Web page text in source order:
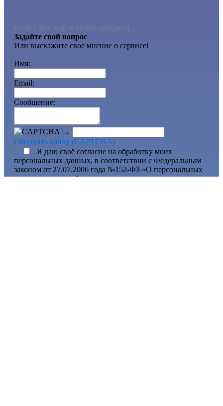
Если у Вас ещё остались вопросы ...
Задайте свой вопрос
Или выскажите свое мнение о сервисе!
Имя:
Email:
Сообщение:
→
Обновить капчу (CAPTCHA)
Я даю своё согласие на обработку моих
персональных данных, в соответствии с Федеральным
законом от 27.07.2006 года №152-ФЗ «О персональных
данных» для целей и на условиях представленных в